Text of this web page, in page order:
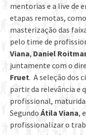
mentorias e a live de
etapas remotas,
masterização das
pelo time de
Viana, Daniel
juntamente com o
Fruet. A seleção dos
partir da relevância e
profissional,
Segundo Átila Viana,
profissionalizar o